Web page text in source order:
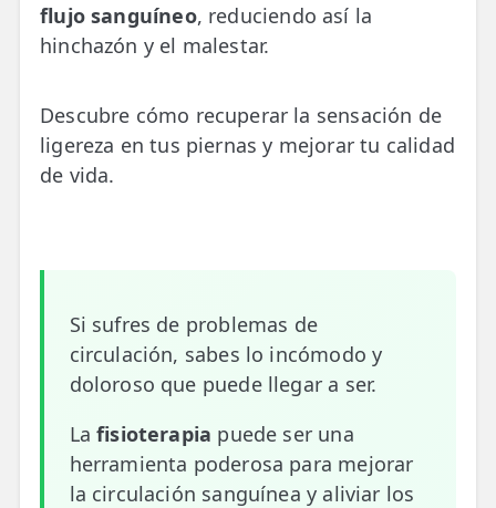
📍 Chamberí - Centro
📍 Carabanchel - Usera
📍 Bravo Murillo
TIENDA
🛍️ Tienda Productos Fisioterapia
🎁 Tarjetas Regalo
🛒 Carrito
❤️ Ofertas
flujo sanguíneo, reduciendo así la
hinchazón y el malestar.
Descubre cómo recuperar la sensación de
ligereza en tus piernas y mejorar tu calidad
de vida.
Si sufres de problemas de
circulación, sabes lo incómodo y
doloroso que puede llegar a ser.
Lafisioterapia puede ser una
herramienta poderosa para mejorar
la circulación sanguínea y aliviar los